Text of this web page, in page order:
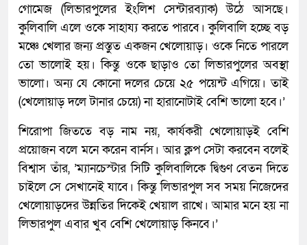
গোমেজ (লিভারপুলের ইংলিশ সেন্টারব্যাক) উঠে আসছে।
কুলিবালি এলে ওকে সাহায্য করতে পারবে। কুলিবালি হচ্ছে বড়
মঞ্চে খেলার জন্য প্রস্তুত একজন খেলোয়াড়। ওকে নিতে পারলে
তো ভালোই হয়। কিন্তু ওকে ছাড়াও তো লিভারপুলের অবস্থা
ভালো। অন্য যে কোনো দলের চেয়ে ২৫ পয়েন্ট এগিয়ে। তাই
(খেলোয়াড় দলে টানার চেয়ে) না হারানোটাই বেশি ভালো হবে।’
শিরোপা জিততে বড় নাম নয়, কার্যকরী খেলোয়াড়ই বেশি
প্রয়োজন বলে মনে করেন বার্নস। আর ক্লপ সেটা করবেন বলেই
বিশ্বাস তাঁর, ‌’ম্যানচেস্টার সিটি কুলিবালিকে দ্বিগুণ বেতন দিতে
চাইলে সে সেখানেই যাবে। কিন্তু লিভারপুল সব সময় নিজেদের
খেলোয়াড়দের উন্নতির দিকেই খেয়াল রাখে। আমার মনে হয় না
লিভারপুল এবার খুব বেশি খেলোয়াড় কিনবে।’